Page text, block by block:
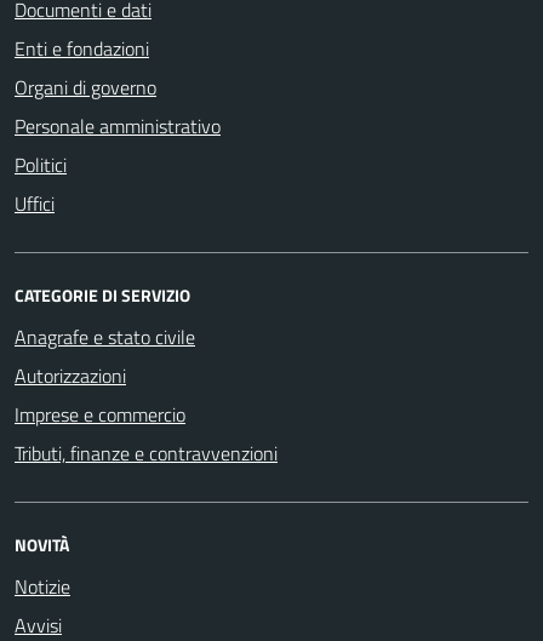
Documenti e dati
Enti e fondazioni
Organi di governo
Personale amministrativo
Politici
Uffici
CATEGORIE DI SERVIZIO
Anagrafe e stato civile
Autorizzazioni
Imprese e commercio
Tributi, finanze e contravvenzioni
NOVITÀ
Notizie
Avvisi